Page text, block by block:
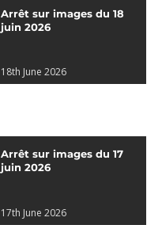
Arrêt sur images du 18
juin 2026
18th June 2026
Arrêt sur images du 17
juin 2026
17th June 2026